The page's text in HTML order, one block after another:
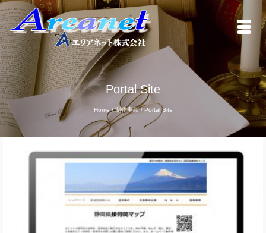
Portal Site
Home / 制作実績 / Portal Site